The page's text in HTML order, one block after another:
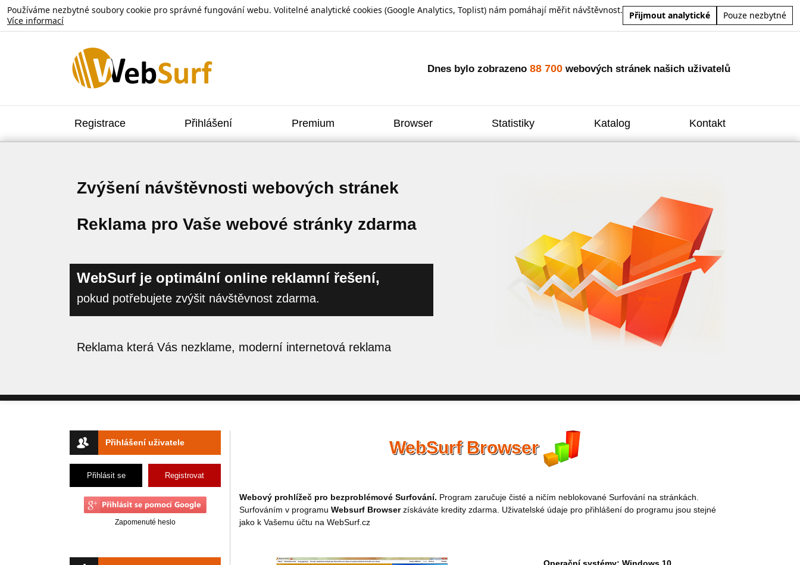
Používáme nezbytné soubory cookie pro správné fungování webu. Volitelné analytické cookies (Google Analytics, Toplist) nám pomáhají měřit návštěvnost.
Více informací
Přijmout analytické Pouze nezbytné
Dnes bylo zobrazeno 88 700 webových stránek našich uživatelů
Registrace Přihlášení Premium Browser Statistiky Katalog Kontakt
Zvýšení návštěvnosti webových stránek
Reklama pro Vaše webové stránky zdarma
WebSurf je optimální online reklamní řešení,
pokud potřebujete zvýšit návštěvnost zdarma.
Reklama která Vás nezklame, moderní internetová reklama
Přihlášení uživatele
Přihlásit se Registrovat
Zapomenuté heslo
WebSurf Browser
Webový prohlížeč pro bezproblémové Surfování. Program zaručuje čisté a ničím neblokované Surfování na stránkách.
Surfováním v programu Websurf Browserzískáváte kredity zdarma. Uživatelské údaje pro přihlášení do programu jsou stejné
jako k Vašemu účtu na WebSurf.cz